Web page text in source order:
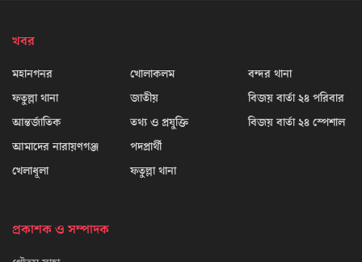
খবর
মহানগনর
ফতুল্লা থানা
আন্তর্জাতিক
আমাদের নারায়ণগঞ্জ
খেলাধূলা
খোলাকলম
জাতীয়
তথ্য ও প্রযুক্তি
পদপ্রার্থী
ফতুল্লা থানা
বন্দর থানা
বিজয় বার্তা ২৪ পরিবার
বিজয় বার্তা ২৪ স্পেশাল
প্রকাশক ও সম্পাদক